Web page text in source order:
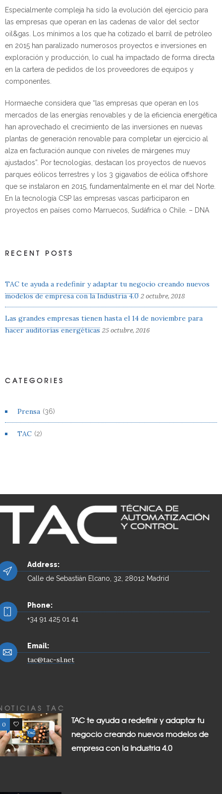
Especialmente compleja ha sido la evolución del ejercicio para
las empresas que operan en las cadenas de valor del sector
oil&gas . Los mínimos a los que ha cotizado el barril de petróleo
en 2015 han paralizado numerosos proyectos e inversiones en
exploración y producción, lo cual ha impactado de forma directa
en la cartera de pedidos de los proveedores de equipos y
componentes.
Hormaeche considera que “las empresas que operan en los
mercados de las energías renovables y de la eficiencia energética
han aprovechado el crecimiento de las inversiones en nuevas
plantas de generación renovable para completar un ejercicio al
alza en facturación aunque con niveles de márgenes muy
ajustados”. Por tecnologías, destacan los proyectos de nuevos
parques eólicos terrestres y los 3 gigavatios de eólica offshore
que se instalaron en 2015, fundamentalmente en el mar del Norte.
En la tecnología CSP las empresas vascas participaron en
proyectos en países como Marruecos, Sudáfrica o Chile. – DNA
RECENT POSTS
TAC te ayuda a redefinir y adaptar tu negocio creando nuevos
modelos de empresa con la Industria 4.0 2 octubre, 2018
Las grandes empresas tienen hasta el 14 de noviembre para
hacer auditorías energéticas 25 octubre, 2016
CATEGORIES
Prensa (36)
TAC (2)
Address:
Calle de Sebastián Elcano, 32, 28012 Madrid
Phone:
+34 91 425 01 41
Email:
tac@tac-sl.net
TAC
0 0
TAC te ayuda a redefinir y adaptar tu
negocio creando nuevos modelos de
empresa con la Industria 4.0